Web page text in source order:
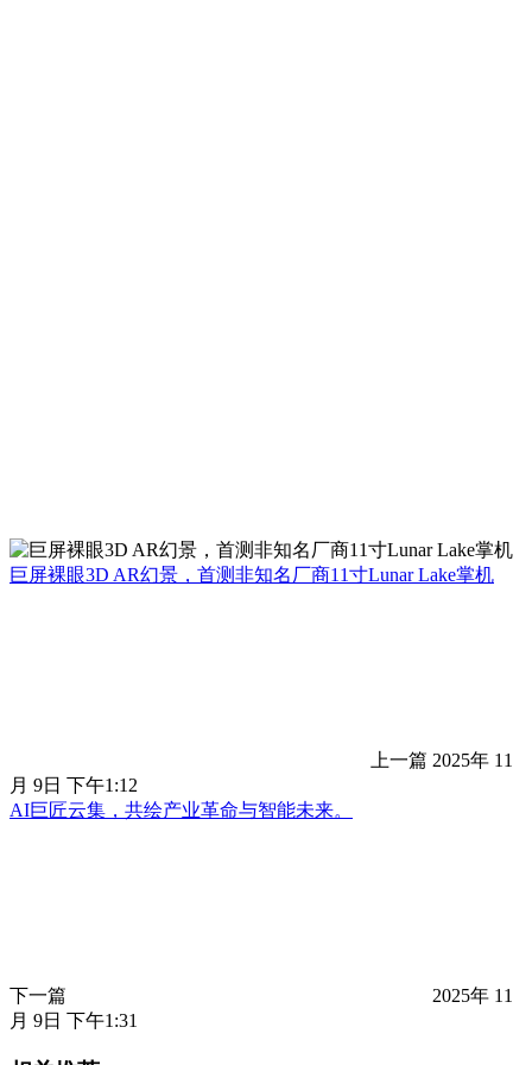
巨屏裸眼3D AR幻景，首测非知名厂商11寸Lunar Lake掌机
上一篇 2025年 11
月 9日 下午1:12
AI巨匠云集，共绘产业革命与智能未来。
下一篇
2025年 11
月 9日 下午1:31